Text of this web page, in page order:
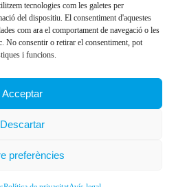
tecnologies com les galetes per
del dispositiu. El consentiment d'aquestes
com ara el comportament de navegació o les
No consentir o retirar el consentiment, pot
i funcions.
Acceptar
Descartar
preferències